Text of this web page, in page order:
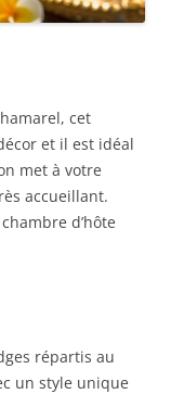
cet
et il est idéal
met à votre
accueillant.
d’hôte
répartis au
un style unique